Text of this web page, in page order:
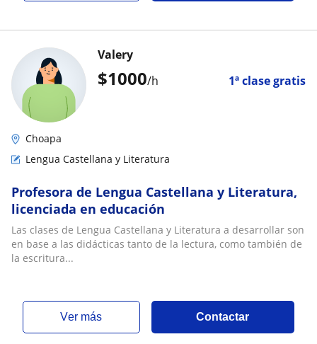
$1000/h 1ª clase gratis
Valery
Choapa
Lengua Castellana y Literatura
Profesora de Lengua Castellana y Literatura,
licenciada en educación
Las clases de Lengua Castellana y Literatura a desarrollar son
en base a las didácticas tanto de la lectura, como también de
la escritura...
ver más Contactar